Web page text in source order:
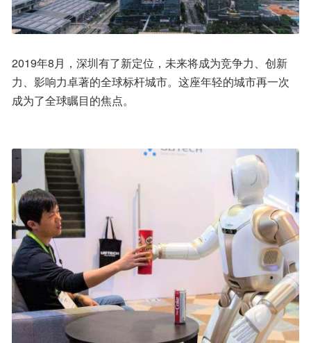
2019年8月，深圳有了新定位，未来将成为竞争力、创新
力、影响力卓著的全球标杆城市。这座年轻的城市再一次
成为了全球瞩目的焦点。